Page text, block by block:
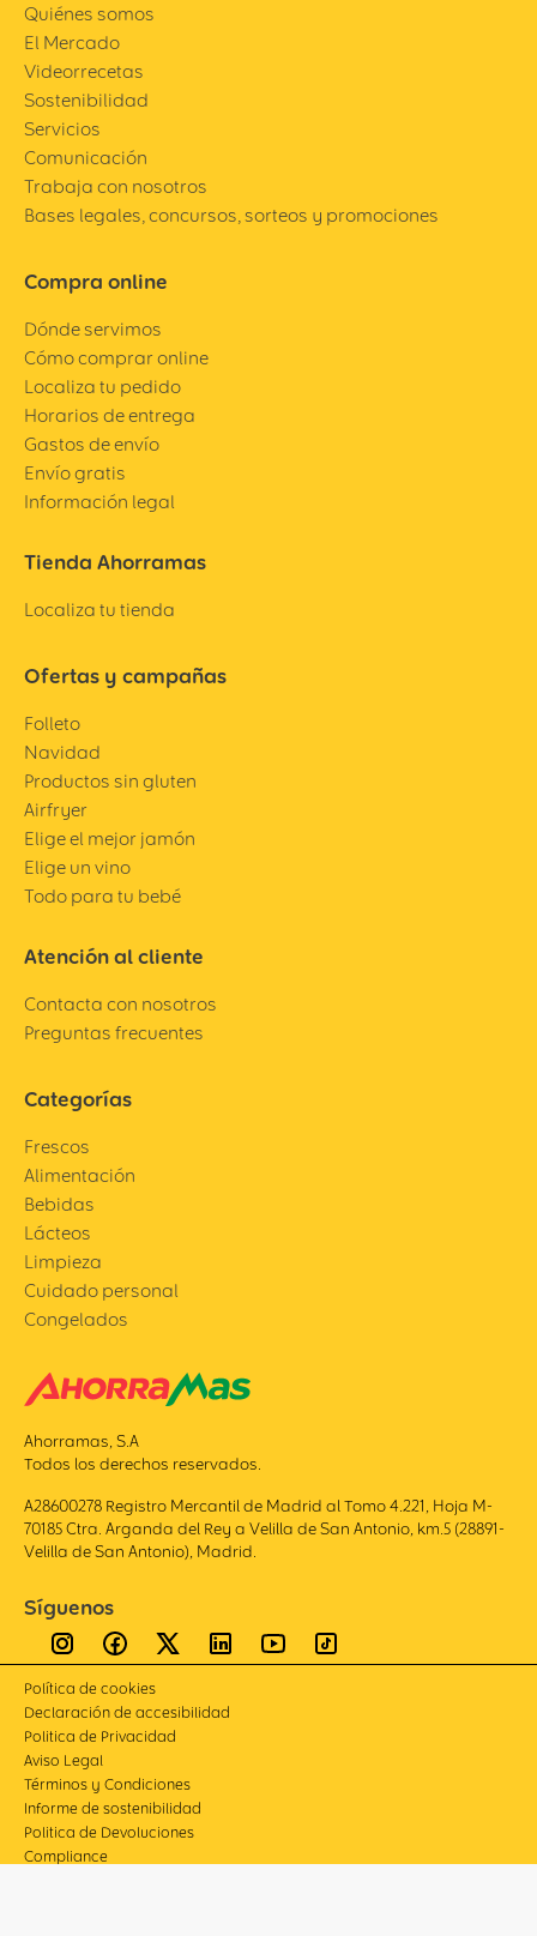
Quiénes somos
El Mercado
Videorrecetas
Sostenibilidad
Servicios
Comunicación
Trabaja con nosotros
Bases legales, concursos, sorteos y promociones
Compra online
Dónde servimos
Cómo comprar online
Localiza tu pedido
Horarios de entrega
Gastos de envío
Envío gratis
Información legal
Tienda Ahorramas
Localiza tu tienda
Ofertas y campañas
Folleto
Navidad
Productos sin gluten
Airfryer
Elige el mejor jamón
Elige un vino
Todo para tu bebé
Atención al cliente
Contacta con nosotros
Preguntas frecuentes
Categorías
Frescos
Alimentación
Bebidas
Lácteos
Limpieza
Cuidado personal
Congelados
Ahorramas, S.A
Todos los derechos reservados.
A28600278 Registro Mercantil de Madrid al Tomo 4.221, Hoja M-
70185 Ctra. Arganda del Rey a Velilla de San Antonio, km.5 (28891-
Velilla de San Antonio), Madrid.
Síguenos
Política de cookies
Declaración de accesibilidad
Politica de Privacidad
Aviso Legal
Términos y Condiciones
Informe de sostenibilidad
Politica de Devoluciones
Compliance